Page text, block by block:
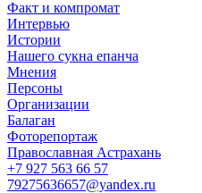
Факт и компромат
Интервью
Истории
Нашего сукна епанча
Мнения
Персоны
Организации
Балаган
Фоторепортаж
Православная Астрахань
+7 927 563 66 57
79275636657@yandex.ru